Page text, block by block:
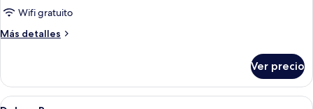
Wifi gratuito
Más detalles
Más
Double
Room
Ver precio
Abrir